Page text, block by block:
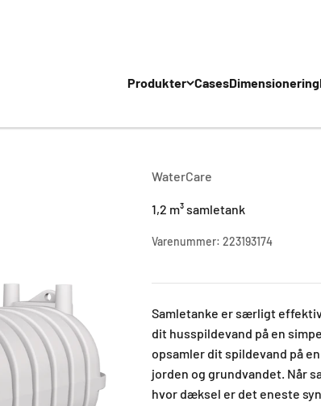
Produkter CasesDimensionering
WaterCare
1,2 m³ samletank
Varenummer: 223193174
Samletanke er særligt
dit husspildevand på en
opsamler dit spildevand på
jorden og grundvandet. Når
hvor dæksel er det eneste